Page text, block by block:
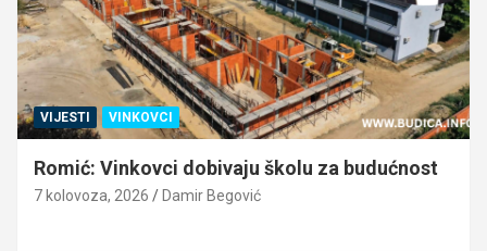
VIJESTI VINKOVCI
Romić: Vinkovci dobivaju školu za budućnost
7 kolovoza, 2026 Damir Begović